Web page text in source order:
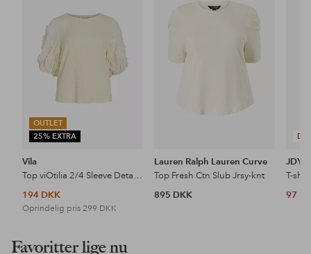
OUTLET
25% EXTRA
Vila
Top viOtilia 2/4 Sleeve Detail Top
194 DKK
Oprindelig pris 299 DKK
favoritter
Lauren Ralph Lauren Curve
Top Fresh Ctn Slub Jrsy-knt
895 DKK
JDY
97
Favoritter lige nu